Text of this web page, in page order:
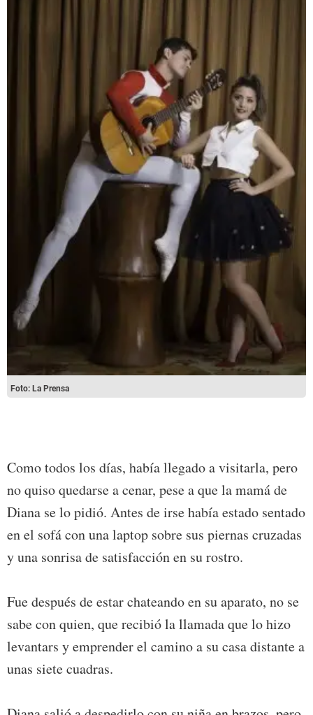
Foto: La Prensa
Como todos los días, había llegado a visitarla, pero
no quiso quedarse a cenar, pese a que la mamá de
Diana se lo pidió. Antes de irse había estado sentado
en el sofá con una laptop sobre sus piernas cruzadas
y una sonrisa de satisfacción en su rostro.
Fue después de estar chateando en su aparato, no se
sabe con quien, que recibió la llamada que lo hizo
levantars y emprender el camino a su casa distante a
unas siete cuadras.